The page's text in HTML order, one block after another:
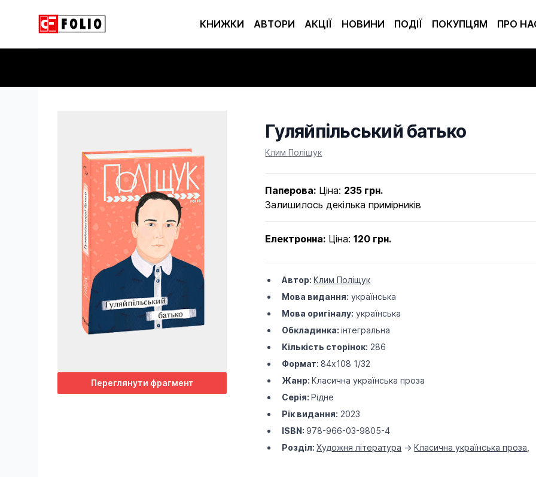
КНИЖКИ АВТОРИ АКЦІЇ НОВИНИ ПОДІЇ ПОКУПЦЯМ ПРО
Переглянути фрагмент
Гуляйпільський батько
Product information
Клим Поліщук
Паперова: Ціна: 235 грн.
Залишилось декілька примірників
Електронна: Ціна:120 грн.
Автор:Клим Поліщук
Мова видання: українська
Мова оригіналу: українська
Обкладинка:інтегральна
Кількість сторінок: 286
Формат:84х108 1/32
Жанр:Класична українська проза
Серія:Рідне
Рік видання: 2023
ISBN:978-966-03-9805-4
Розділ:Художня література ->Класична українська проза